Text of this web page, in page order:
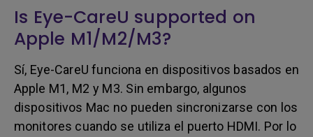
Is Eye-CareU supported on
Apple M1/M2/M3?
Sí, Eye-CareU funciona en dispositivos basados en
Apple M1, M2 y M3. Sin embargo, algunos
dispositivos Mac no pueden sincronizarse con los
monitores cuando se utiliza el puerto HDMI. Por lo